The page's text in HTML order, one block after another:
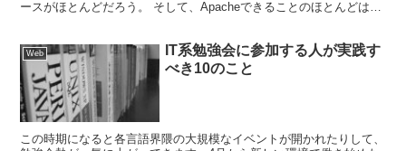
ースがほとんどだろう。 そして、Apacheできることのほとんどは、
Web
IT系勉強会に参加する人が実践す
べき10のこと
この時期になると各言語界隈の大規模なイベントが開かれたりして、